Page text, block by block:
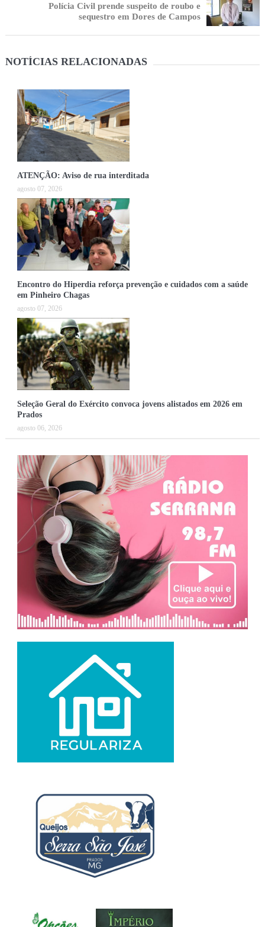
Polícia Civil prende suspeito de roubo e
sequestro em Dores de Campos
NOTÍCIAS RELACIONADAS
ATENÇÃO: Aviso de rua interditada
agosto 07, 2026
Encontro do Hiperdia reforça prevenção e cuidados com a saúde
em Pinheiro Chagas
agosto 07, 2026
Seleção Geral do Exército convoca jovens alistados em 2026 em
Prados
agosto 06, 2026